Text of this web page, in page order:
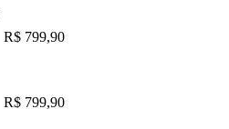
R$ 799,90
R$ 799,90